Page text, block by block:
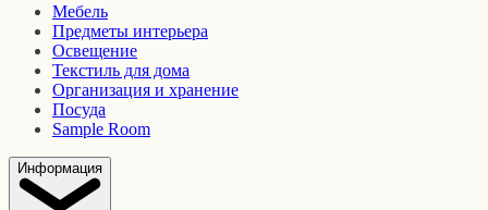
Мебель
Предметы интерьера
Освещение
Текстиль для дома
Организация и хранение
Посуда
Sample Room
Информация